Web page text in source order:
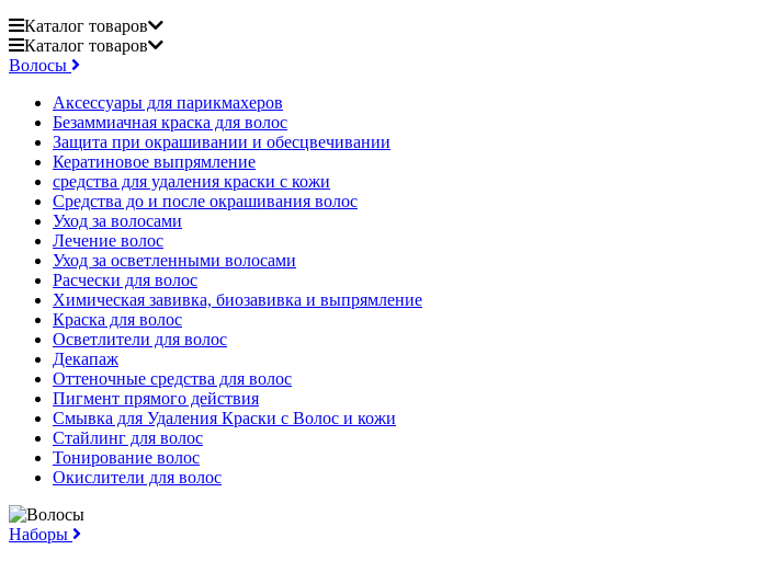
Каталог товаров
Каталог товаров
Волосы
Аксессуары для парикмахеров
Безаммиачная краска для волос
Защита при окрашивании и обесцвечивании
Кератиновое выпрямление
средства для удаления краски с кожи
Средства до и после окрашивания волос
Уход за волосами
Лечение волос
Уход за осветленными волосами
Расчески для волос
Химическая завивка, биозавивка и выпрямление
Краска для волос
Осветлители для волос
Декапаж
Оттеночные средства для волос
Пигмент прямого действия
Смывка для Удаления Краски с Волос и кожи
Стайлинг для волос
Тонирование волос
Окислители для волос
Наборы